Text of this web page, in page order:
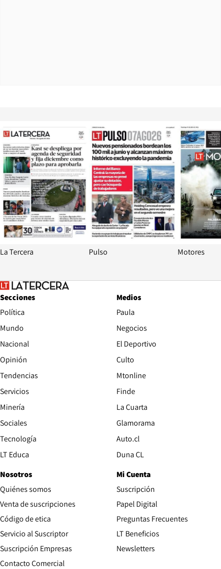
Opens in new window
La Tercera
Opens in
Pulso Motores
Secciones
Política
Mundo
Nacional
Opinión
Tendencias
Servicios
Minería
Sociales
Tecnología
LT Educa
Medios
Paula
Negocios
El Deportivo
Culto
Mtonline
Finde
La Cuarta
Glamorama
Auto.clOpens in new window
Duna CLOpens in new window
Nosotros
Quiénes somos
Venta de suscripciones
Código de etica Opens in new window
Servicio al Suscriptor
Suscripción Empresas
Contacto ComercialOpens in new window
Mi Cuenta
Suscripción
Papel DigitalOpens in new
Preguntas Frecuentes
LT Beneficios
Newsletters